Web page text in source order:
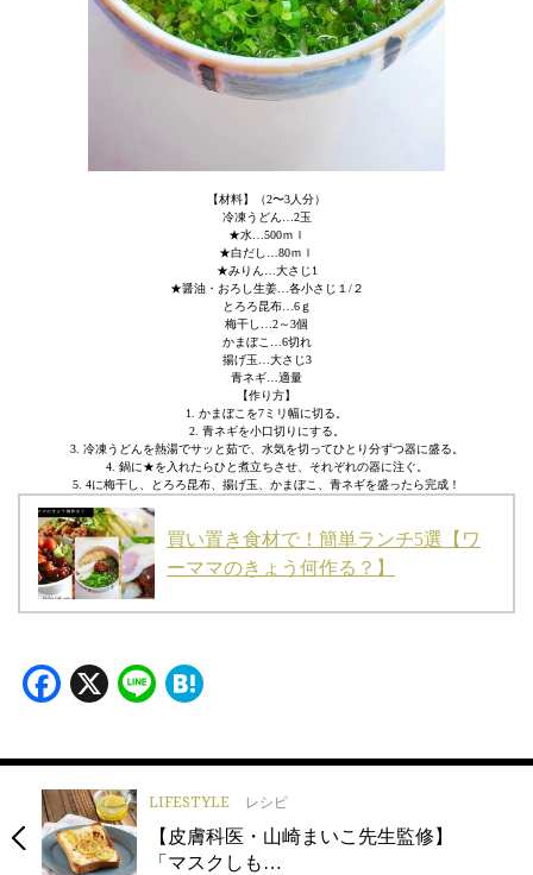
【材料】（2〜3人分）
冷凍うどん…2玉
★水…500ｍｌ
★白だし…80ｍｌ
★みりん…大さじ1
★醤油・おろし生姜…各小さじ１/２
とろろ昆布…6ｇ
梅干し…2～3個
かまぼこ…6切れ
揚げ玉…大さじ3
青ネギ…適量
【作り方】
1. かまぼこを7ミリ幅に切る。
2. 青ネギを小口切りにする。
3. 冷凍うどんを熱湯でサッと茹で、水気を切ってひとり分ずつ器に盛る。
4. 鍋に★を入れたらひと煮立ちさせ、それぞれの器に注ぐ。
5. 4に梅干し、とろろ昆布、揚げ玉、かまぼこ、青ネギを盛ったら完成！
買い置き食材で！簡単ランチ5選【ワ
ーママのきょう何作る？】
Facebook
X Line
LIFESTYLE レシピ
【皮膚科医・山崎まいこ先生監修】
「マスクしも…